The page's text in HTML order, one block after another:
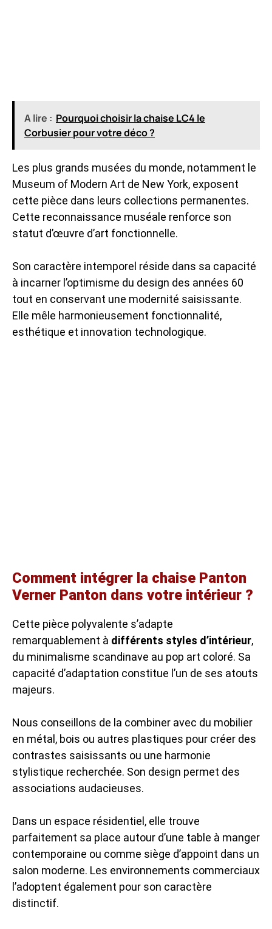
A lire : Pourquoi choisir la chaise LC4 le
Corbusier pour votre déco ?
Les plus grands musées du monde, notamment le
Museum of Modern Art de New York, exposent
cette pièce dans leurs collections permanentes.
Cette reconnaissance muséale renforce son
statut d’œuvre d’art fonctionnelle.
Son caractère intemporel réside dans sa capacité
à incarner l’optimisme du design des années 60
tout en conservant une modernité saisissante.
Elle mêle harmonieusement fonctionnalité,
esthétique et innovation technologique.
Comment intégrer la chaise Panton
Verner Panton dans votre intérieur ?
Cette pièce polyvalente s’adapte
remarquablement à différents styles d’intérieur,
du minimalisme scandinave au pop art coloré. Sa
capacité d’adaptation constitue l’un de ses atouts
majeurs.
Nous conseillons de la combiner avec du mobilier
en métal, bois ou autres plastiques pour créer des
contrastes saisissants ou une harmonie
stylistique recherchée. Son design permet des
associations audacieuses.
Dans un espace résidentiel, elle trouve
parfaitement sa place autour d’une table à manger
contemporaine ou comme siège d’appoint dans un
salon moderne. Les environnements commerciaux
l’adoptent également pour son caractère
distinctif.